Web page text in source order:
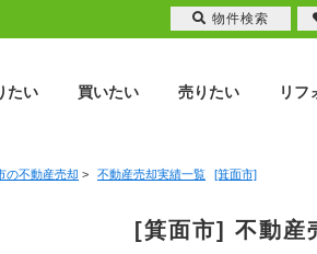
たい 買いたい 売りたい リフ
の不動産売却 > 不動産売却実績一覧 [箕面市]
[箕面市] 不動産
物件検索